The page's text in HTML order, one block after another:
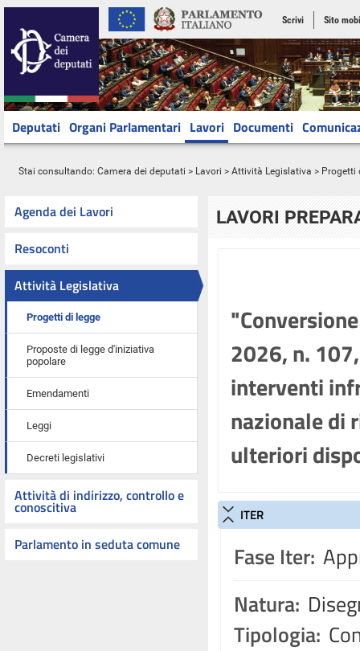
Scrivi Sito
Deputati Organi Parlamentari Lavori Documenti
Stai consultando: Camera dei deputati > Lavori > Attività Legislativa > Progetti
Agenda dei Lavori
Resoconti
Attività Legislativa
Progetti di legge
Proposte di legge d'iniziativa
popolare
Emendamenti
Leggi
Decreti legislativi
Attività di indirizzo, controllo e
conoscitiva
Parlamento in seduta comune
LAVORI
2026, n.
interventi
nazionale di
ulteriori
ITER
Fase Iter:
Natura:
Tipologia: